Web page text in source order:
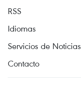
RSS
Idiomas
Servicios de Noticias
Contacto